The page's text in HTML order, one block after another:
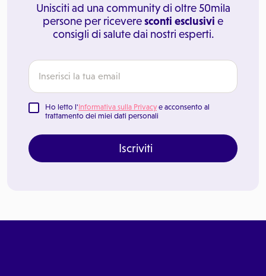
Unisciti ad una community di oltre 50mila
persone per riceveresconti esclusivi e
consigli di salute dai nostri esperti.
Ho letto l'Informativa sulla Privacy e acconsento al
trattamento dei miei dati personali
Iscriviti